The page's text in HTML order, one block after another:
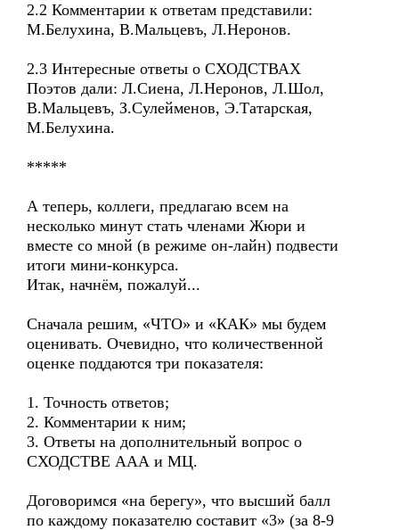
2.2 Комментарии к ответам представили:
М.Белухина, В.Мальцевъ, Л.Неронов.
2.3 Интересные ответы о СХОДСТВАХ
Поэтов дали: Л.Сиена, Л.Неронов, Л.Шол,
В.Мальцевъ, З.Сулейменов, Э.Татарская,
М.Белухина.
*****
А теперь, коллеги, предлагаю всем на
несколько минут стать членами Жюри и
вместе со мной (в режиме он-лайн) подвести
итоги мини-конкурса.
Итак, начнём, пожалуй...
Сначала решим, «ЧТО» и «КАК» мы будем
оценивать. Очевидно, что количественной
оценке поддаются три показателя:
1. Точность ответов;
2. Комментарии к ним;
3. Ответы на дополнительный вопрос о
СХОДСТВЕ ААА и МЦ.
Договоримся «на берегу», что высший балл
по каждому показателю составит «3» (за 8-9